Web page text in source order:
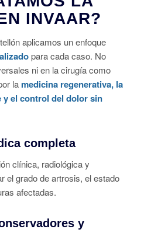
INVAAR?
aplicamos un enfoque
para cada caso. No
ni en la cirugía como
lamedicina regenerativa, la
y el control del dolor sin
completa
clínica, radiológica y
el grado de artrosis, el estado
afectadas.
y